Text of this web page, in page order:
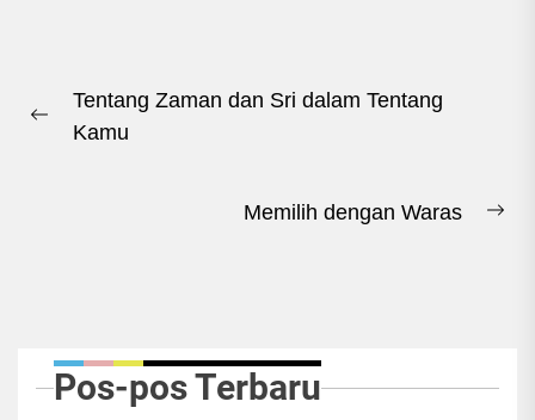
pos
Previous
Tentang Zaman dan Sri dalam Tentang
Kamu
Memilih dengan Waras
Pos-pos Terbaru